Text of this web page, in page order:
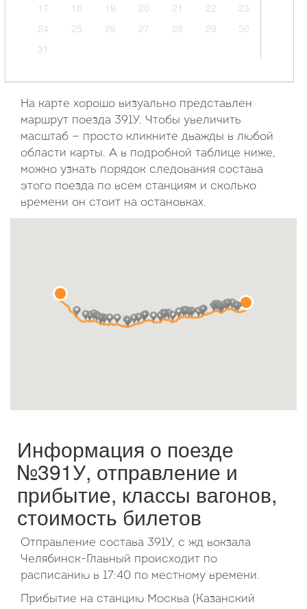
17
18 19 20 21 22
23
24
25 26 27 28 29
30
31
Пн Вт Ср Чт Пт Сб
Вс
1
2 3 4 5
6
7
8 9 10 11 12
13
14
15 16 17 18 19
21
22 23 24 25 26
27
Ср Чт Пт
На карте хорошо визуально представлен
маршрут поезда 391У. Чтобы увеличить
масштаб — просто кликните дважды в любой
области карты. А в подробной таблице ниже,
можно узнать порядок следования состава
этого поезда по всем станциям и сколько
времени он стоит на остановках.
Информация о поезде
№391У, отправление и
прибытие, классы вагонов,
стоимость билетов
Отправление состава 391У, с жд вокзала
Челябинск-Главный происходит по
расписанию в 17:40 по местному времени.
Прибытие на станцию Москва (Казанский